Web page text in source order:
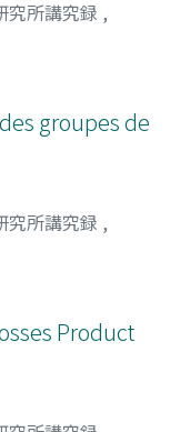
究所講究録 ,
groupes de
究所講究録 ,
Product